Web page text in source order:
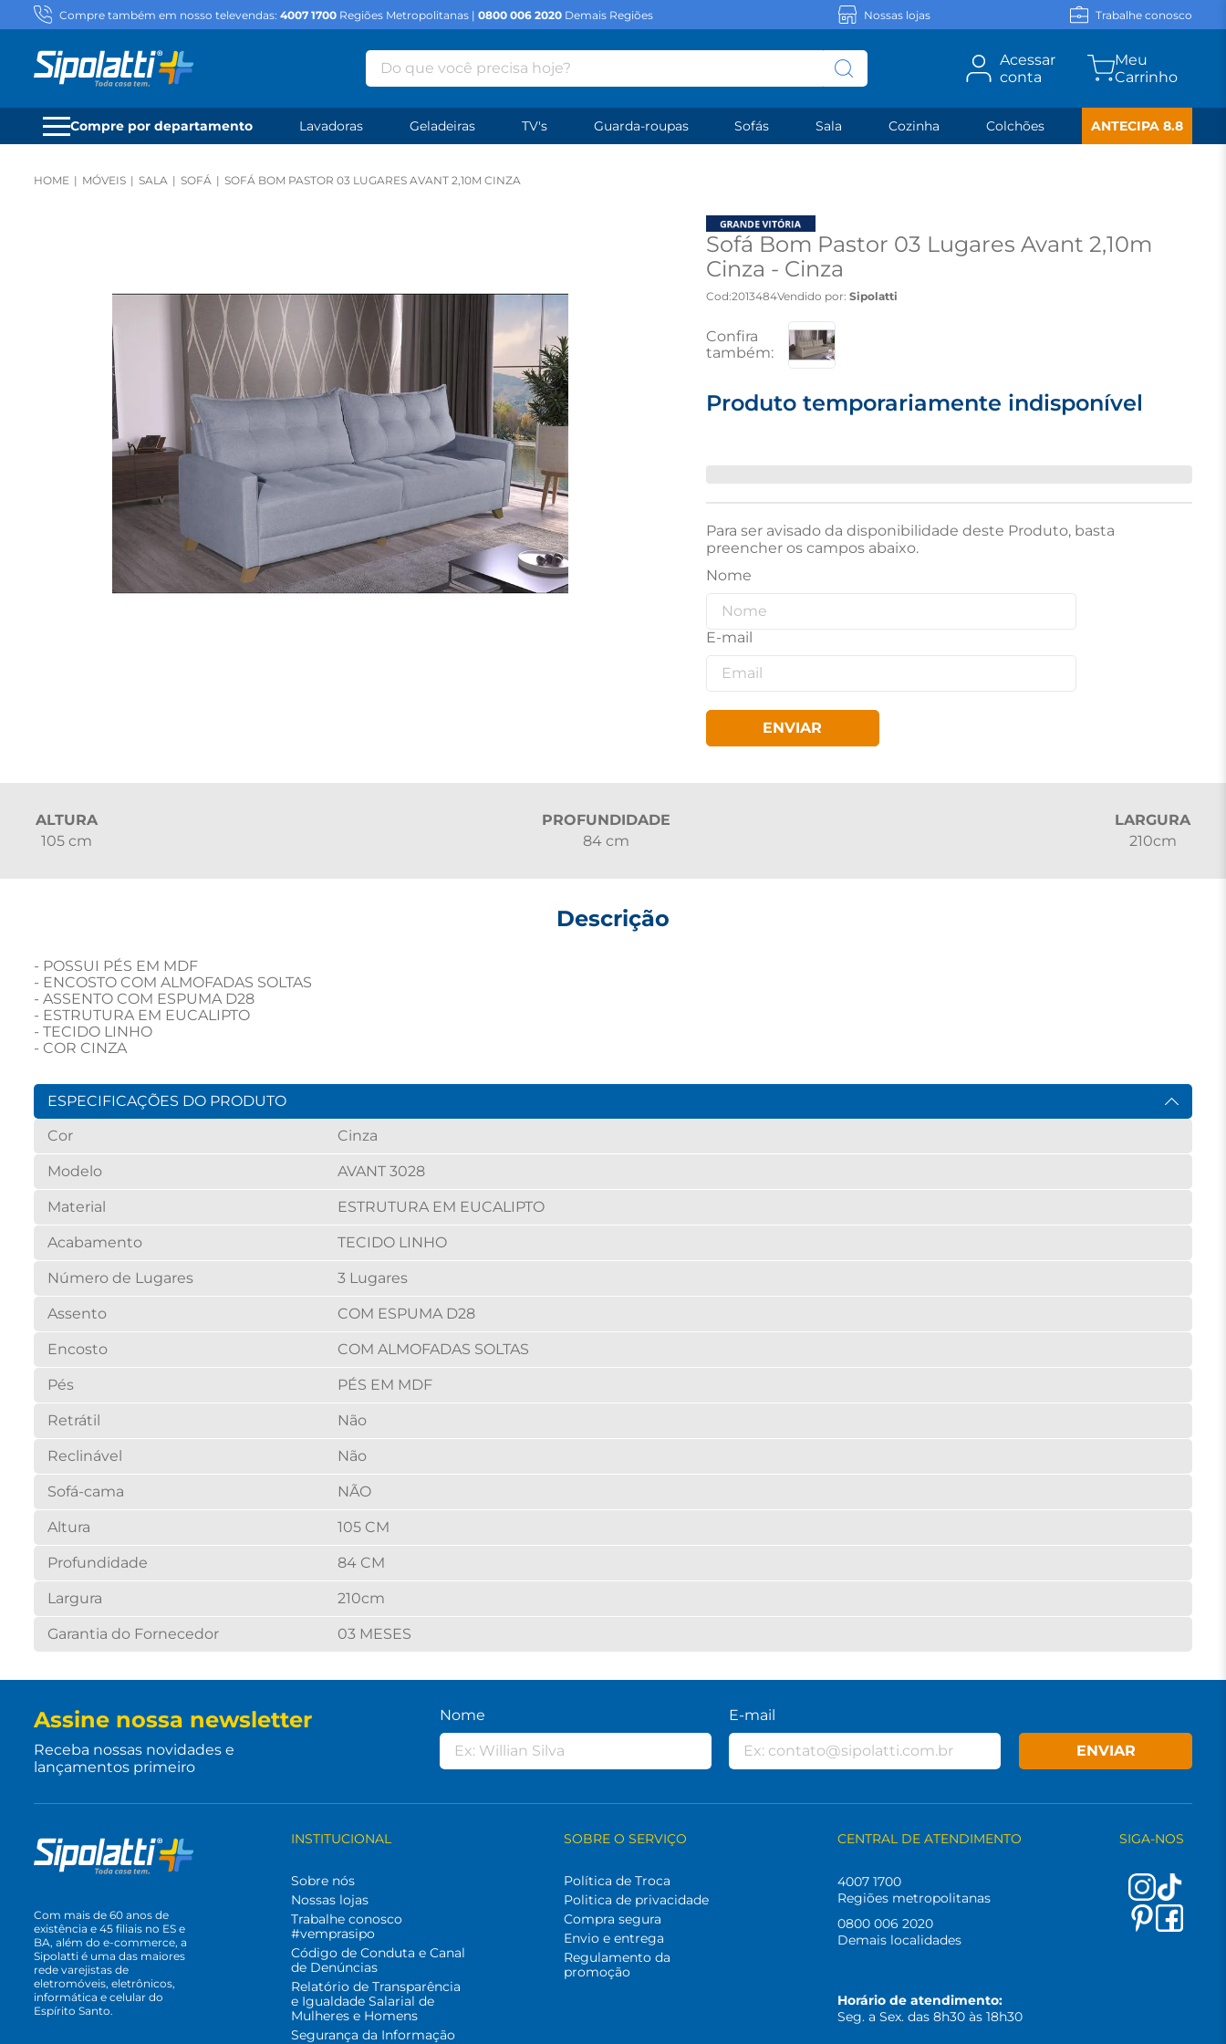
Compre também em nosso televendas: 4007 1700 Regiões Metropolitanas | 0800 006 2020 Demais Regiões Nossas lojas Trabalhe conosco
Do que você precisa hoje?
Acessar
conta
Compre por departamento Lavadoras Geladeiras TV's Guarda-roupas Sofás Sala Cozinha Colchões ANTECIPA 8.8
MÓVEIS SALA SOFÁ SOFÁ BOM PASTOR 03 LUGARES AVANT 2,10M CINZA
Sofá Bom Pastor 03 Lugares Avant 2,10m
Cinza - Cinza
Cod:2013484Vendido por: Sipolatti
Produto temporariamente indisponível
Para ser avisado da disponibilidade deste Produto, basta
preencher os campos abaixo.
ENVIAR
ALTURA
105 cm
PROFUNDIDADE
84 cm
LARGURA
210cm
Descrição
- POSSUI PÉS EM MDF
- ENCOSTO COM ALMOFADAS SOLTAS
- ASSENTO COM ESPUMA D28
- ESTRUTURA EM EUCALIPTO
- TECIDO LINHO
- COR CINZA
ESPECIFICAÇÕES DO PRODUTO
Cor
Cinza
Modelo AVANT 3028
Material ESTRUTURA EM EUCALIPTO
Acabamento TECIDO LINHO
Número de Lugares 3 Lugares
Assento COM ESPUMA D28
Encosto COM ALMOFADAS SOLTAS
Pés PÉS EM MDF
Retrátil Não
Reclinável Não
Sofá-cama NÃO
Altura 105 CM
Profundidade 84 CM
Largura 210cm
Garantia do Fornecedor 03 MESES
Assine nossa newsletter
Receba nossas novidades e
lançamentos primeiro
Nome E-mail
ENVIAR
Com mais de 60 anos de
existência e 45 filiais no ES e
BA, além do e-commerce, a
Sipolatti é uma das maiores
rede varejistas de
eletromóveis, eletrônicos,
informática e celular do
Espírito Santo.
INSTITUCIONAL
Sobre nós
Nossas lojas
Trabalhe conosco
#vemprasipo
Código de Conduta e Canal
de Denúncias
Relatório de Transparência
e Igualdade Salarial de
Mulheres e Homens
Segurança da Informação
SOBRE O SERVIÇO
Política de Troca
Politica de privacidade
Compra segura
Envio e entrega
Regulamento da
promoção
CENTRAL DE ATENDIMENTO
4007 1700
Regiões metropolitanas
0800 006 2020
Demais localidades
Horário de atendimento:
Seg. a Sex. das 8h30 às 18h30
SIGA-NOS